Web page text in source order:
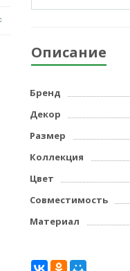
Описание
Бренд
Декор
Размер
Коллекция
Цвет
Совместимость
Материал